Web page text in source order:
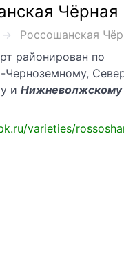
Чёрная
Россошанская
районирован по
Черноземному,
и Нижневолжскому
varieties/